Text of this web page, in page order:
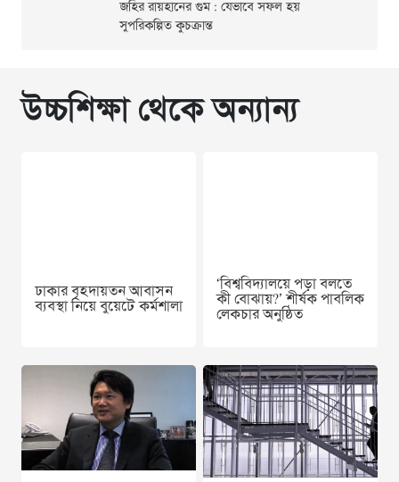
জহির রায়হানের গুম : যেভাবে সফল হয়
সুপরিকল্পিত কুচক্রান্ত
উচ্চশিক্ষা থেকে অন্যান্য
ঢাকার বৃহদায়তন আবাসন
ব্যবস্থা নিয়ে বুয়েটে কর্মশালা
‘বিশ্ববিদ্যালয়ে পড়া বলতে
কী বোঝায়?’ শীর্ষক পাবলিক
লেকচার অনুষ্ঠিত